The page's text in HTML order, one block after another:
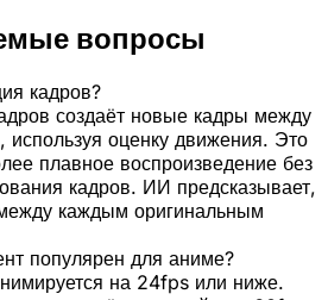
вопросы
кадров?
создаёт новые кадры между
оценку движения. Это
плавное воспроизведение без
кадров. ИИ предсказывает,
каждым оригинальным
популярен для аниме?
на 24fps или ниже.